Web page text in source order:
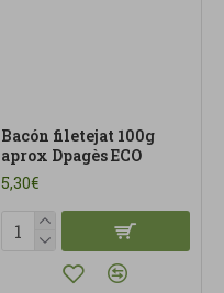
Bacón filetejat 100g
aprox Dpagès ECO
5,30€